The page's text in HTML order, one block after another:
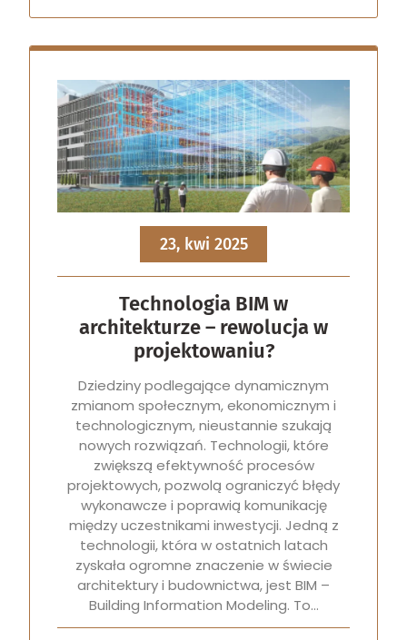
23, kwi 2025
Technologia BIM w
architekturze – rewolucja w
projektowaniu?
Dziedziny podlegające dynamicznym
zmianom społecznym, ekonomicznym i
technologicznym, nieustannie szukają
nowych rozwiązań. Technologii, które
zwiększą efektywność procesów
projektowych, pozwolą ograniczyć błędy
wykonawcze i poprawią komunikację
między uczestnikami inwestycji. Jedną z
technologii, która w ostatnich latach
zyskała ogromne znaczenie w świecie
architektury i budownictwa, jest BIM –
Building Information Modeling. To…